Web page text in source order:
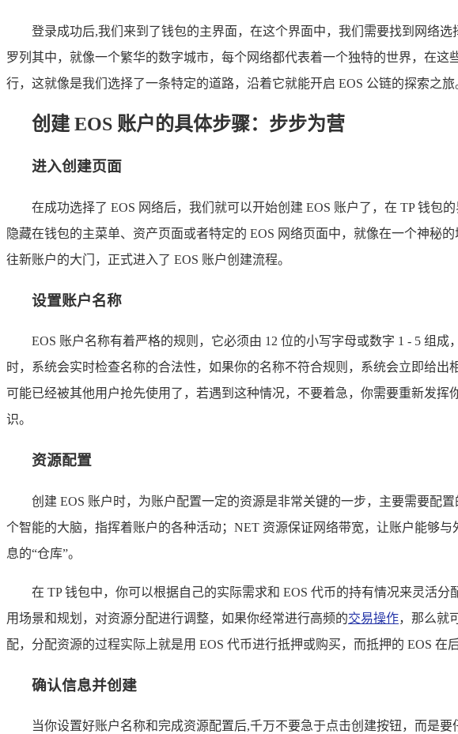
登录成功后,我们来到了钱包的主界面，在这个界面中，我们需要找到网络
罗列其中，就像一个繁华的数字城市，每个网络都代表着一个独特的世界，在这
行，这就像是我们选择了一条特定的道路，沿着它就能开启 EOS 公链的探索之旅
创建 EOS 账户的具体步骤：步步为营
进入创建页面
在成功选择了 EOS 网络后，我们就可以开始创建 EOS 账户了，在 TP 钱
隐藏在钱包的主菜单、资产页面或者特定的 EOS 网络页面中，就像在一个神秘
往新账户的大门，正式进入了 EOS 账户创建流程。
设置账户名称
EOS 账户名称有着严格的规则，它必须由 12 位的小写字母或数字 1 - 5 组
时，系统会实时检查名称的合法性，如果你的名称不符合规则，系统会立即给
可能已经被其他用户抢先使用了，若遇到这种情况，不要着急，你需要重新发
识。
资源配置
创建 EOS 账户时，为账户配置一定的资源是非常关键的一步，主要需要配
个智能的大脑，指挥着账户的各种活动；NET 资源保证网络带宽，让账户能够
息的“仓库”。
在 TP 钱包中，你可以根据自己的实际需求和 EOS 代币的持有情况来灵活
用场景和规划，对资源分配进行调整，如果你经常进行高频的交易操作，那么就
配，分配资源的过程实际上就是用 EOS 代币进行抵押或购买，而抵押的 EOS
确认信息并创建
当你设置好账户名称和完成资源配置后,千万不要急于点击创建按钮，而是